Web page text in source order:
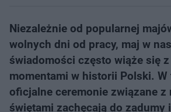
Niezależnie od popularnej
wolnych dni od pracy, maj w
świadomości często wiąże się
momentami w historii Polski. W
oficjalne ceremonie związane z
świętami zachęcają do zadumy